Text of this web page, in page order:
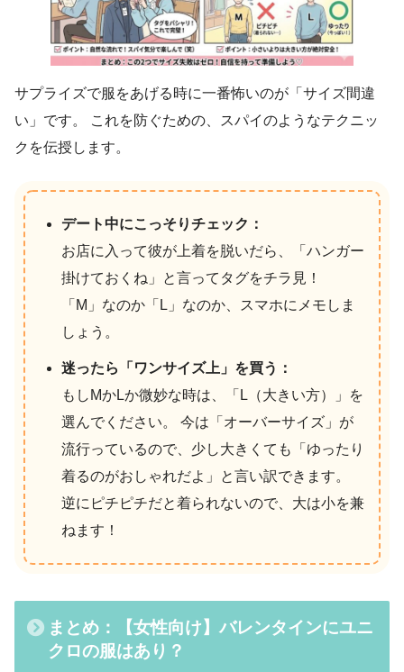
サプライズで服をあげる時に一番怖いのが「サイズ間違
い」です。 これを防ぐための、スパイのようなテクニッ
クを伝授します。
デート中にこっそりチェック：
お店に入って彼が上着を脱いだら、「ハンガー
掛けておくね」と言ってタグをチラ見！
「M」なのか「L」なのか、スマホにメモしま
しょう。
迷ったら「ワンサイズ上」を買う：
もしMかLか微妙な時は、「L（大きい方）」を
選んでください。 今は「オーバーサイズ」が
流行っているので、少し大きくても「ゆったり
着るのがおしゃれだよ」と言い訳できます。
逆にピチピチだと着られないので、大は小を兼
ねます！
まとめ：【女性向け】バレンタインにユニ
クロの服はあり？